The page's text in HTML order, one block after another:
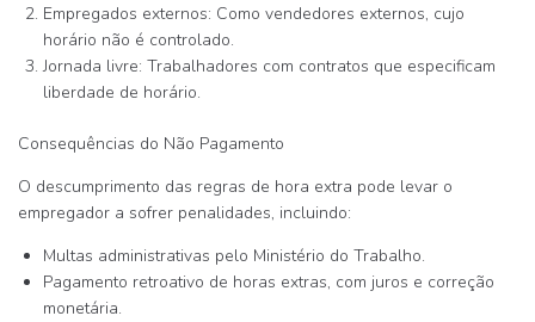
Empregados externos: Como vendedores externos, cujo
horário não é controlado.
Jornada livre: Trabalhadores com contratos que especificam
liberdade de horário.
Consequências do Não Pagamento
O descumprimento das regras de hora extra pode levar o
empregador a sofrer penalidades, incluindo:
Multas administrativas pelo Ministério do Trabalho.
Pagamento retroativo de horas extras, com juros e correção
monetária.